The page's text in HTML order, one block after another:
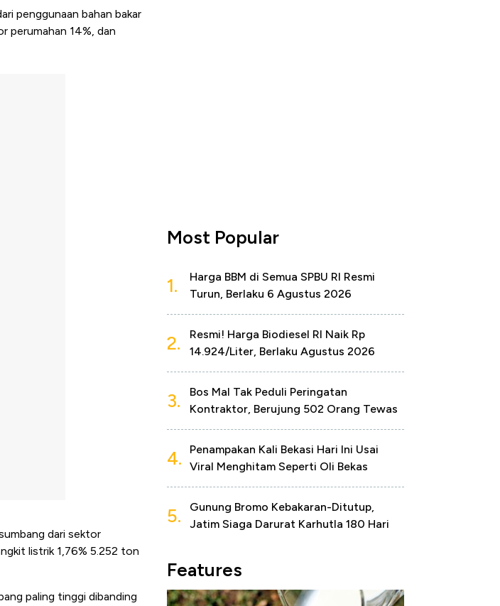
penggunaan bahan bakar
perumahan 14%, dan
dari sektor
listrik 1,76% 5.252 ton
paling tinggi dibanding
Most Popular
1.
Harga BBM di Semua SPBU RI Resmi
Turun, Berlaku 6 Agustus 2026
2.
Resmi! Harga Biodiesel RI Naik Rp
14.924/Liter, Berlaku Agustus 2026
3.
Bos Mal Tak Peduli Peringatan
Kontraktor, Berujung 502 Orang Tewas
4.
Penampakan Kali Bekasi Hari Ini Usai
Viral Menghitam Seperti Oli Bekas
5.
Gunung Bromo Kebakaran-Ditutup,
Jatim Siaga Darurat Karhutla 180 Hari
Features